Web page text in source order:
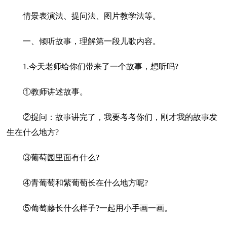
情景表演法、提问法、图片教学法等。
一、倾听故事，理解第一段儿歌内容。
1.今天老师给你们带来了一个故事，想听吗?
①教师讲述故事。
②提问：故事讲完了，我要考考你们，刚才我的故事发
生在什么地方?
③葡萄园里面有什么?
④青葡萄和紫葡萄长在什么地方呢?
⑤葡萄藤长什么样子?一起用小手画一画。